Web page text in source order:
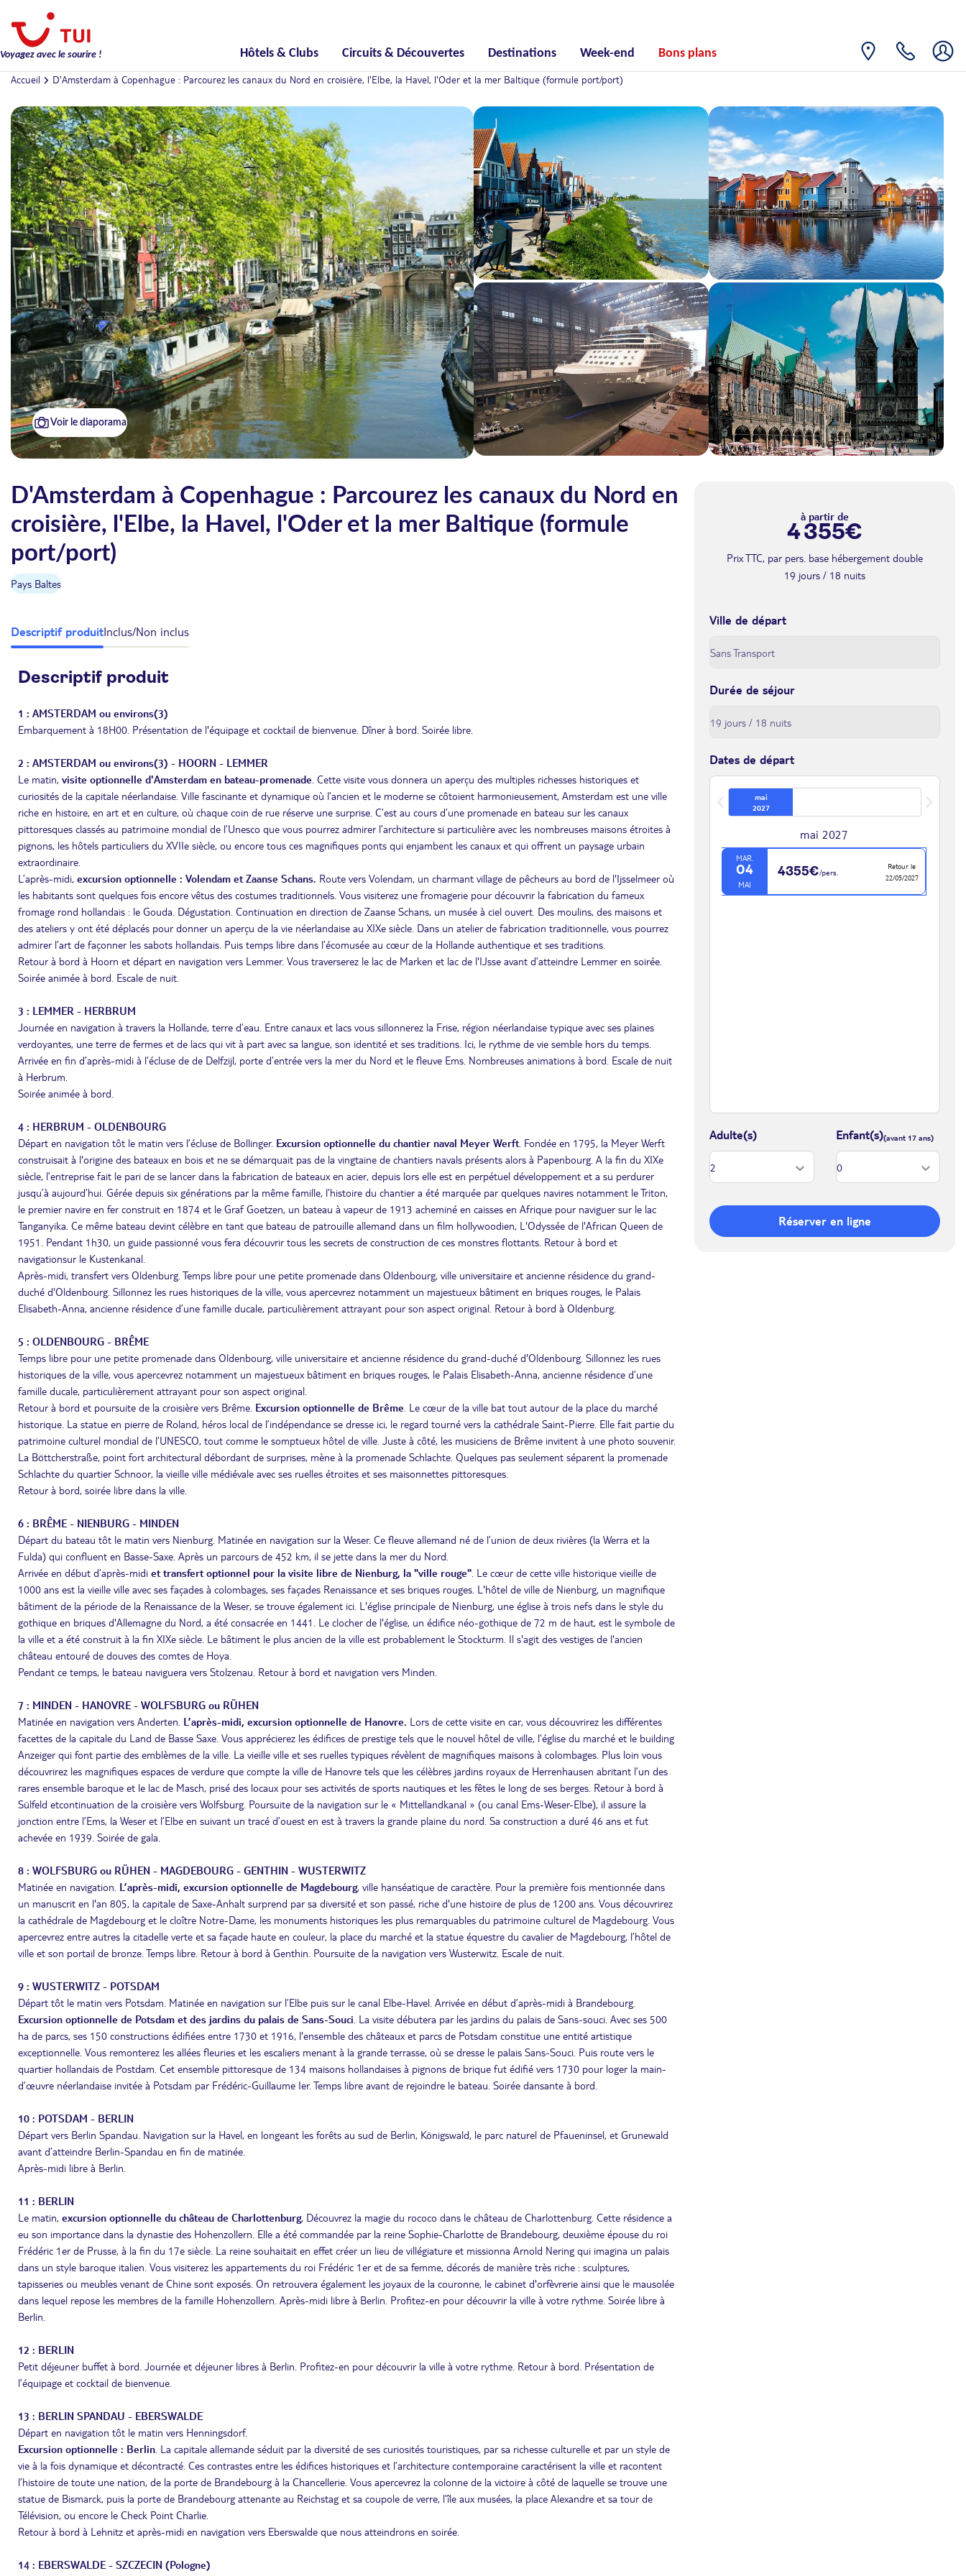
Voyagez avec le sourire ! Hôtels & Clubs Circuits & Découvertes Destinations Week-end Bons plans
Accueil D'Amsterdam à Copenhague : Parcourez les canaux du Nord en croisière, l'Elbe, la Havel, l'Oder et la mer Baltique (formule port/port)
Voir le diaporama
D'Amsterdam à Copenhague : Parcourez les canaux du Nord en
croisière, l'Elbe, la Havel, l'Oder et la mer Baltique (formule
port/port)
Pays Baltes
Descriptif produitInclus/Non inclus
Descriptif produit
1 : AMSTERDAM ou environs(3)
Embarquement à 18H00. Présentation de l'équipage et cocktail de bienvenue. Dîner à bord. Soirée libre.
2 : AMSTERDAM ou environs(3) - HOORN - LEMMER
Le matin, visite optionnelle d'Amsterdam en bateau-promenade . Cette visite vous donnera un aperçu des multiples richesses historiques et
curiosités de la capitale néerlandaise. Ville fascinante et dynamique où l’ancien et le moderne se côtoient harmonieusement, Amsterdam est une ville
riche en histoire, en art et en culture, où chaque coin de rue réserve une surprise. C’est au cours d’une promenade en bateau sur les canaux
pittoresques classés au patrimoine mondial de l’Unesco que vous pourrez admirer l’architecture si particulière avec les nombreuses maisons étroites à
pignons, les hôtels particuliers du XVIIe siècle, ou encore tous ces magnifiques ponts qui enjambent les canaux et qui offrent un paysage urbain
extraordinaire.
L’après-midi, excursion optionnelle : Volendam et Zaanse Schans. Route vers Volendam, un charmant village de pêcheurs au bord de l'Ijsselmeer où
les habitants sont quelques fois encore vêtus des costumes traditionnels. Vous visiterez une fromagerie pour découvrir la fabrication du fameux
fromage rond hollandais : le Gouda. Dégustation. Continuation en direction de Zaanse Schans, un musée à ciel ouvert. Des moulins, des maisons et
des ateliers y ont été déplacés pour donner un aperçu de la vie néerlandaise au XIXe siècle. Dans un atelier de fabrication traditionnelle, vous pourrez
admirer l’art de façonner les sabots hollandais. Puis temps libre dans l’écomusée au cœur de la Hollande authentique et ses traditions.
Retour à bord à Hoorn et départ en navigation vers Lemmer. Vous traverserez le lac de Marken et lac de l'Ĳsse avant d’atteindre Lemmer en soirée.
Soirée animée à bord. Escale de nuit.
3 : LEMMER - HERBRUM
Journée en navigation à travers la Hollande, terre d’eau. Entre canaux et lacs vous sillonnerez la Frise, région néerlandaise typique avec ses plaines
verdoyantes, une terre de fermes et de lacs qui vit à part avec sa langue, son identité et ses traditions. Ici, le rythme de vie semble hors du temps.
Arrivée en fin d’après-midi à l’écluse de de Delfzijl, porte d’entrée vers la mer du Nord et le fleuve Ems. Nombreuses animations à bord. Escale de nuit
à Herbrum.
Soirée animée à bord.
4 : HERBRUM - OLDENBOURG
Départ en navigation tôt le matin vers l’écluse de Bollinger. Excursion optionnelle du chantier naval Meyer Werft. Fondée en 1795, la Meyer Werft
construisait à l'origine des bateaux en bois et ne se démarquait pas de la vingtaine de chantiers navals présents alors à Papenbourg. A la fin du XIXe
siècle, l’entreprise fait le pari de se lancer dans la fabrication de bateaux en acier, depuis lors elle est en perpétuel développement et a su perdurer
jusqu’à aujourd’hui. Gérée depuis six générations par la même famille, l’histoire du chantier a été marquée par quelques navires notamment le Triton,
le premier navire en fer construit en 1874 et le Graf Goetzen, un bateau à vapeur de 1913 acheminé en caisses en Afrique pour naviguer sur le lac
Tanganyika. Ce même bateau devint célèbre en tant que bateau de patrouille allemand dans un film hollywoodien, L'Odyssée de l'African Queen de
1951. Pendant 1h30, un guide passionné vous fera découvrir tous les secrets de construction de ces monstres flottants. Retour à bord et
navigationsur le Kustenkanal.
Après-midi, transfert vers Oldenburg. Temps libre pour une petite promenade dans Oldenbourg, ville universitaire et ancienne résidence du grand-
duché d'Oldenbourg. Sillonnez les rues historiques de la ville, vous apercevrez notamment un majestueux bâtiment en briques rouges, le Palais
Elisabeth-Anna, ancienne résidence d’une famille ducale, particulièrement attrayant pour son aspect original. Retour à bord à Oldenburg.
5 : OLDENBOURG - BRÊME
Temps libre pour une petite promenade dans Oldenbourg, ville universitaire et ancienne résidence du grand-duché d'Oldenbourg. Sillonnez les rues
historiques de la ville, vous apercevrez notamment un majestueux bâtiment en briques rouges, le Palais Elisabeth-Anna, ancienne résidence d’une
famille ducale, particulièrement attrayant pour son aspect original.
Retour à bord et poursuite de la croisière vers Brême. Excursion optionnelle de Brême . Le cœur de la ville bat tout autour de la place du marché
historique. La statue en pierre de Roland, héros local de l’indépendance se dresse ici, le regard tourné vers la cathédrale Saint-Pierre. Elle fait partie du
patrimoine culturel mondial de l’UNESCO, tout comme le somptueux hôtel de ville. Juste à côté, les musiciens de Brême invitent à une photo souvenir.
La Böttcherstraße, point fort architectural débordant de surprises, mène à la promenade Schlachte. Quelques pas seulement séparent la promenade
Schlachte du quartier Schnoor, la vieille ville médiévale avec ses ruelles étroites et ses maisonnettes pittoresques.
Retour à bord, soirée libre dans la ville.
6 : BRÊME - NIENBURG - MINDEN
Départ du bateau tôt le matin vers Nienburg. Matinée en navigation sur la Weser. Ce fleuve allemand né de l’union de deux rivières (la Werra et la
Fulda) qui confluent en Basse-Saxe. Après un parcours de 452 km, il se jette dans la mer du Nord.
Arrivée en début d’après-midi et transfert optionnel pour la visite libre de Nienburg, la "ville rouge" . Le cœur de cette ville historique vieille de
1000 ans est la vieille ville avec ses façades à colombages, ses façades Renaissance et ses briques rouges. L'hôtel de ville de Nienburg, un magnifique
bâtiment de la période de la Renaissance de la Weser, se trouve également ici. L'église principale de Nienburg, une église à trois nefs dans le style du
gothique en briques d'Allemagne du Nord, a été consacrée en 1441. Le clocher de l'église, un édifice néo-gothique de 72 m de haut, est le symbole de
la ville et a été construit à la fin XIXe siècle. Le bâtiment le plus ancien de la ville est probablement le Stockturm. Il s'agit des vestiges de l'ancien
château entouré de douves des comtes de Hoya.
Pendant ce temps, le bateau naviguera vers Stolzenau. Retour à bord et navigation vers Minden.
7 : MINDEN - HANOVRE - WOLFSBURG ou RÜHEN
Matinée en navigation vers Anderten. L’après-midi, excursion optionnelle de Hanovre. Lors de cette visite en car, vous découvrirez les différentes
facettes de la capitale du Land de Basse Saxe. Vous apprécierez les édifices de prestige tels que le nouvel hôtel de ville, l’église du marché et le building
Anzeiger qui font partie des emblèmes de la ville. La vieille ville et ses ruelles typiques révèlent de magnifiques maisons à colombages. Plus loin vous
découvrirez les magnifiques espaces de verdure que compte la ville de Hanovre tels que les célèbres jardins royaux de Herrenhausen abritant l’un des
rares ensemble baroque et le lac de Masch, prisé des locaux pour ses activités de sports nautiques et les fêtes le long de ses berges. Retour à bord à
Sülfeld etcontinuation de la croisière vers Wolfsburg. Poursuite de la navigation sur le « Mittellandkanal » (ou canal Ems-Weser-Elbe), il assure la
jonction entre l’Ems, la Weser et l’Elbe en suivant un tracé d’ouest en est à travers la grande plaine du nord. Sa construction a duré 46 ans et fut
achevée en 1939. Soirée de gala.
8 : WOLFSBURG ou RÜHEN - MAGDEBOURG - GENTHIN - WUSTERWITZ
Matinée en navigation. L’après-midi, excursion optionnelle de Magdebourg, ville hanséatique de caractère. Pour la première fois mentionnée dans
un manuscrit en l'an 805, la capitale de Saxe-Anhalt surprend par sa diversité et son passé, riche d'une histoire de plus de 1200 ans. Vous découvrirez
la cathédrale de Magdebourg et le cloître Notre-Dame, les monuments historiques les plus remarquables du patrimoine culturel de Magdebourg. Vous
apercevrez entre autres la citadelle verte et sa façade haute en couleur, la place du marché et la statue équestre du cavalier de Magdebourg, l’hôtel de
ville et son portail de bronze. Temps libre. Retour à bord à Genthin. Poursuite de la navigation vers Wusterwitz. Escale de nuit.
9 : WUSTERWITZ - POTSDAM
Départ tôt le matin vers Potsdam. Matinée en navigation sur l’Elbe puis sur le canal Elbe-Havel. Arrivée en début d’après-midi à Brandebourg.
Excursion optionnelle de Potsdam et des jardins du palais de Sans-Souci . La visite débutera par les jardins du palais de Sans-souci. Avec ses 500
ha de parcs, ses 150 constructions édifiées entre 1730 et 1916, l'ensemble des châteaux et parcs de Potsdam constitue une entité artistique
exceptionnelle. Vous remonterez les allées fleuries et les escaliers menant à la grande terrasse, où se dresse le palais Sans-Souci. Puis route vers le
quartier hollandais de Postdam. Cet ensemble pittoresque de 134 maisons hollandaises à pignons de brique fut édifié vers 1730 pour loger la main-
d’œuvre néerlandaise invitée à Potsdam par Frédéric-Guillaume Ier. Temps libre avant de rejoindre le bateau. Soirée dansante à bord.
10 : POTSDAM - BERLIN
Départ vers Berlin Spandau. Navigation sur la Havel, en longeant les forêts au sud de Berlin, Königswald, le parc naturel de Pfaueninsel, et Grunewald
avant d’atteindre Berlin-Spandau en fin de matinée.
Après-midi libre à Berlin.
11 : BERLIN
Le matin, excursion optionnelle du château de Charlottenburg, Découvrez la magie du rococo dans le château de Charlottenburg. Cette résidence a
eu son importance dans la dynastie des Hohenzollern. Elle a été commandée par la reine Sophie-Charlotte de Brandebourg, deuxième épouse du roi
Frédéric 1er de Prusse, à la fin du 17e siècle. La reine souhaitait en effet créer un lieu de villégiature et missionna Arnold Nering qui imagina un palais
dans un style baroque italien. Vous visiterez les appartements du roi Frédéric 1er et de sa femme, décorés de manière très riche : sculptures,
tapisseries ou meubles venant de Chine sont exposés. On retrouvera également les joyaux de la couronne, le cabinet d'orfèvrerie ainsi que le mausolée
dans lequel repose les membres de la famille Hohenzollern. Après-midi libre à Berlin. Profitez-en pour découvrir la ville à votre rythme. Soirée libre à
Berlin.
12 : BERLIN
Petit déjeuner buffet à bord. Journée et déjeuner libres à Berlin. Profitez-en pour découvrir la ville à votre rythme. Retour à bord. Présentation de
l’équipage et cocktail de bienvenue.
13 : BERLIN SPANDAU - EBERSWALDE
Départ en navigation tôt le matin vers Henningsdorf.
Excursion optionnelle : Berlin . La capitale allemande séduit par la diversité de ses curiosités touristiques, par sa richesse culturelle et par un style de
vie à la fois dynamique et décontracté. Ces contrastes entre les édifices historiques et l’architecture contemporaine caractérisent la ville et racontent
l’histoire de toute une nation, de la porte de Brandebourg à la Chancellerie. Vous apercevrez la colonne de la victoire à côté de laquelle se trouve une
statue de Bismarck, puis la porte de Brandebourg attenante au Reichstag et sa coupole de verre, l’île aux musées, la place Alexandre et sa tour de
Télévision, ou encore le Check Point Charlie.
Retour à bord à Lehnitz et après-midi en navigation vers Eberswalde que nous atteindrons en soirée.
14 : EBERSWALDE - SZCZECIN (Pologne)
à partir de
4 355€
Prix TTC, par pers. base hébergement double
19 jours / 18 nuits
Ville de départ
Durée de séjour
Dates de départ
mai
2027
mai 2027
MAR.
04
MAI
4355€/pers.
Retour le
22/05/2027
Adulte(s) Enfant(s)
Réserver en ligne